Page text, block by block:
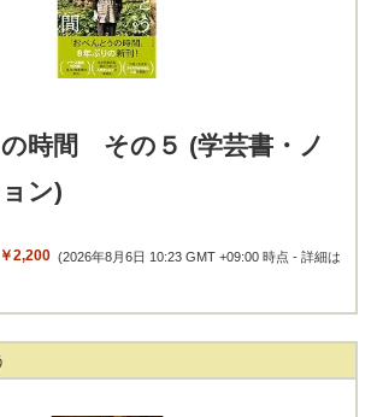
時間 その５ (学芸書・ノ
ン)
￥2,200 (2026年8月6日 10:23 GMT +09:00 時点 -詳細は